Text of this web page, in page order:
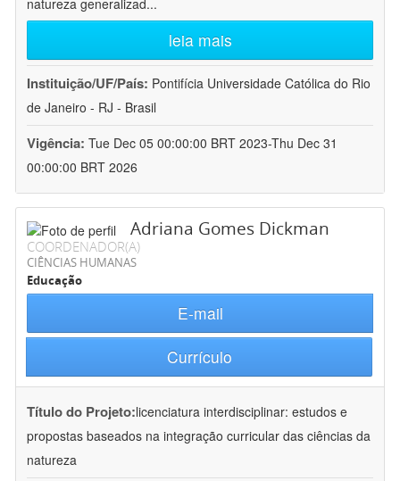
natureza generalizad...
leia mais
Instituição/UF/País: Pontifícia Universidade Católica do Rio
de Janeiro - RJ - Brasil
Vigência: Tue Dec 05 00:00:00 BRT 2023-Thu Dec 31
00:00:00 BRT 2026
Adriana Gomes Dickman
COORDENADOR(A)
CIÊNCIAS HUMANAS
Educação
E-mail
Currículo
Título do Projeto:licenciatura interdisciplinar: estudos e
propostas baseados na integração curricular das ciências da
natureza